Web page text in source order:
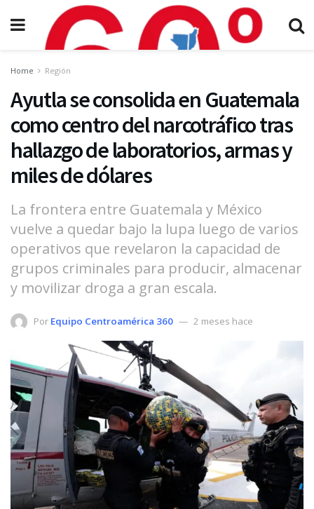
Home Región
Ayutla se consolida en Guatemala
como centro del narcotráfico tras
hallazgo de laboratorios, armas y
miles de dólares
La frontera entre Guatemala y México
vuelve a quedar bajo la lupa luego de varios
operativos que revelaron la capacidad de
grupos criminales para producir, almacenar
y movilizar droga a gran escala.
Por Equipo Centroamérica 360 2 meses hace